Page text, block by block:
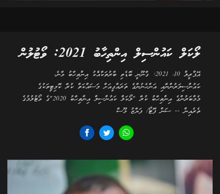
ލޯކަލް ކައުންސިލް އިންތިހާބު 2021: ވޯޓުލުން
އޭޕްރީލް 10، 2021: ގާނޫނީ ބޮޑެތި ބާރުތަކާއެެކު އިންތިހާބު ވާނެ،
ކައުންސިލަރުންނާއި އަންހެނުންގެ ތަރައްގީއަށް މަސައްކަތް ކުރާ ކޮމިޓީތަކުގެ
މެމްބަރުންގެ އިންތިހާބު ކުރާ "ލޯކަލް ކައުންސިލް އިންތިހާބު 2020"ގެ ވޯޓުލުމުގެ
ތެރެއިން -- ސަން ފޮޓޯ/ ފަޔާޒު މޫސާ